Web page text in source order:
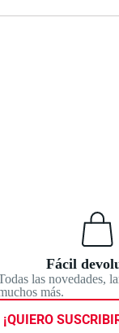
Fácil
las novedades,
más.
¡QUIERO